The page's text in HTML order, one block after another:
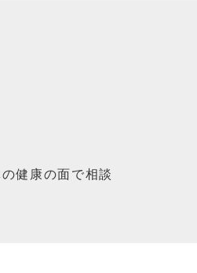
健康の面で相談